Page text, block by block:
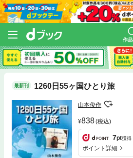
作
最新刊 1260日55ヶ国ひとり旅
山本俊作
838(税込)
7pt獲得
ポイント詳細